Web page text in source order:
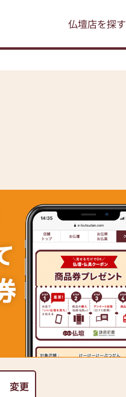
仏壇店を探す
変更